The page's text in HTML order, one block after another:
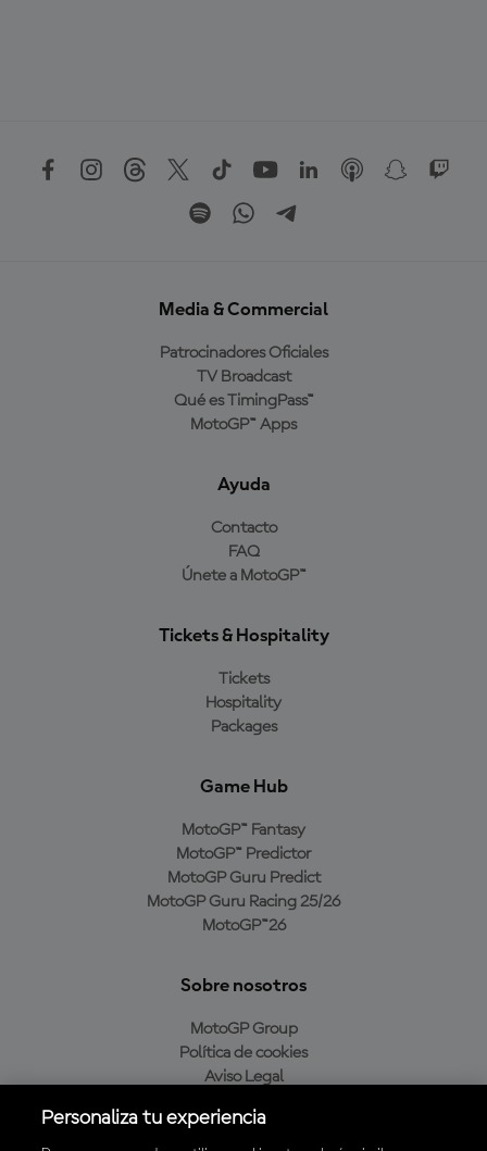
Media & Commercial
Patrocinadores Oficiales
TV Broadcast
Qué es TimingPass™
MotoGP™ Apps
Ayuda
Contacto
FAQ
Únete a MotoGP™
Tickets & Hospitality
Tickets
Hospitality
Packages
Game Hub
MotoGP™ Fantasy
MotoGP™ Predictor
MotoGP Guru Predict
MotoGP Guru Racing 25/26
MotoGP™26
Sobre nosotros
MotoGP Group
Política de cookies
Aviso Legal
Política de compra
Personaliza tu experiencia